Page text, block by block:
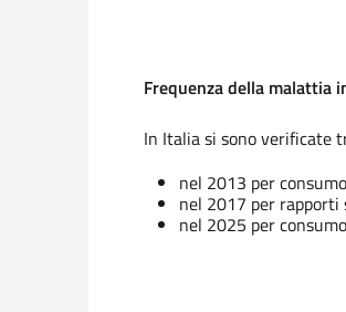
Frequenza della malattia
In Italia si sono verificate
nel 2013 per
nel 2017 per
nel 2025 per